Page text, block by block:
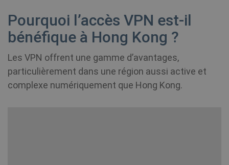
Pourquoi l’accès VPN est-il
bénéfique à Hong Kong ?
Les VPN offrent une gamme d’avantages,
particulièrement dans une région aussi active et
complexe numériquement que Hong Kong.